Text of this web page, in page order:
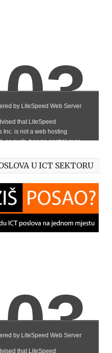
U ICT SEKTORU